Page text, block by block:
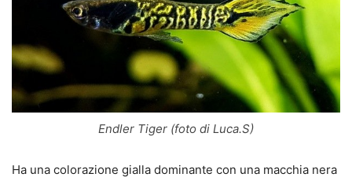
Endler Tiger (foto di Luca.S)
Ha una colorazione gialla dominante con una macchia nera